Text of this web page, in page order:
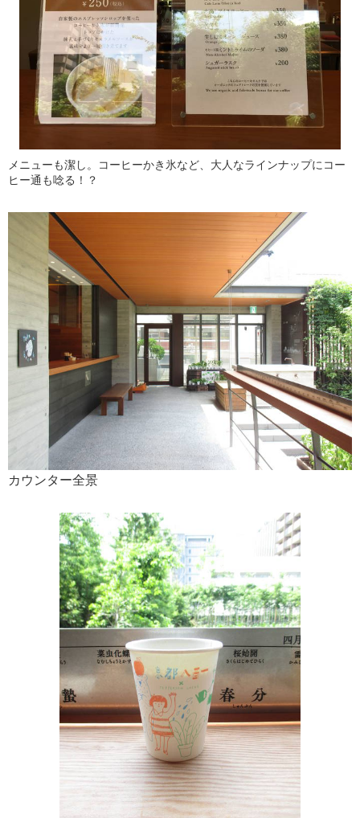
メニューも潔し。コーヒーかき氷など、大人なラインナップにコー
ヒー通も唸る！？
カウンター全景